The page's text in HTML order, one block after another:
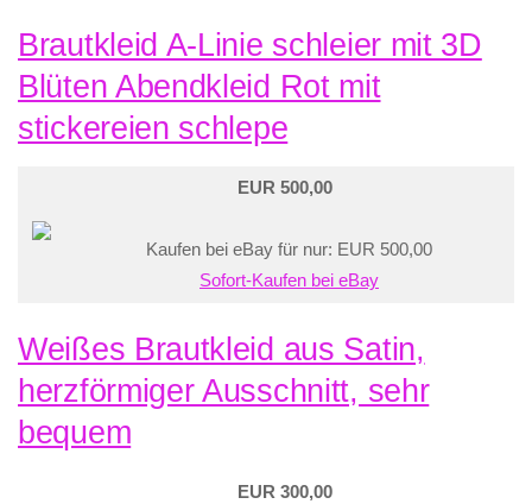
Brautkleid A-Linie schleier mit 3D
Blüten Abendkleid Rot mit
stickereien schlepe
EUR 500,00
Kaufen bei eBay für nur: EUR 500,00
Sofort-Kaufen bei eBay
Weißes Brautkleid aus Satin,
herzförmiger Ausschnitt, sehr
bequem
EUR 300,00